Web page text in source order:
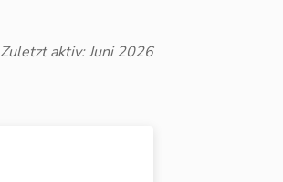
Zuletzt aktiv: Juni 2026